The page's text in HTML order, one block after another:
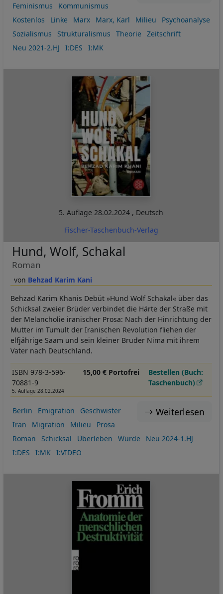
Feminismus
Kommunismus
Kostenlos
Linke Marx Marx, Karl Milieu
Psychoanalyse
Sozialismus
Strukturalismus Theorie
Zeitschrift
Neu 2021-2.HJ
I:DES I:MK
5. Auflage28.02.2024 , Deutsch
Fischer-Taschenbuch-Verlag
Behzad Karim Kani
Hund, Wolf, Schakal
Roman
Behzad Karim Khanis Debüt »Hund Wolf Schakal« über das
Schicksal zweier Brüder verbindet die Härte der Straße mit
der Melancholie iranischer Prosa: Nach der Hinrichtung der
Mutter im Tumult der Iranischen Revolution fliehen der
elfjährige Saam und sein kleiner Bruder Nima mit ihrem
Vater nach Deutschland.
ISBN 978-3-596-
70881-9
5. Auflage 28.02.2024
15,00 € Portofrei
Bestellen (Buch:
Taschenbuch)
Weiterlesen
Berlin Emigration
Geschwister
Iran
Migration Milieu
Prosa
Roman
Schicksal Überleben Würde
Neu 2024-1.HJ
I:DES
I:MK I:VIDEO